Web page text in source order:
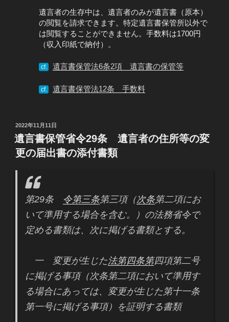
遺言者の生存中は、遺言者のみが遺言書（原本）
の閲覧を請求できます。特定遺言書保管所以外で
は閲覧することができません。手数料は1700円
（収入印紙で納付）。
cf. 遺言書保管法6条2項 遺言書の保管等
cf. 遺言書保管法12条 手数料
投
稿
日:
2022年11月11日
遺言書保管省令29条 遺言者の住所等の変
更の届出書の添付書類
第29条 令第三条第三項（次条第二項にお
いて準用する場合を含む。）の法務省令で
定める書類は、次に掲げる書類とする。
一 変更が生じた法第四条第四項第二号
に掲げる事項（次条第二項において準用す
る場合にあっては、変更が生じた第十一条
第一号に掲げる事項）を証明する書類